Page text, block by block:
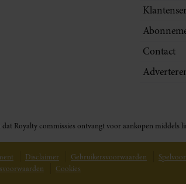
Contact
Royalty commissies ontvangt voor aankopen
Disclaimer Gebruikersvoorwaarden
Cookies